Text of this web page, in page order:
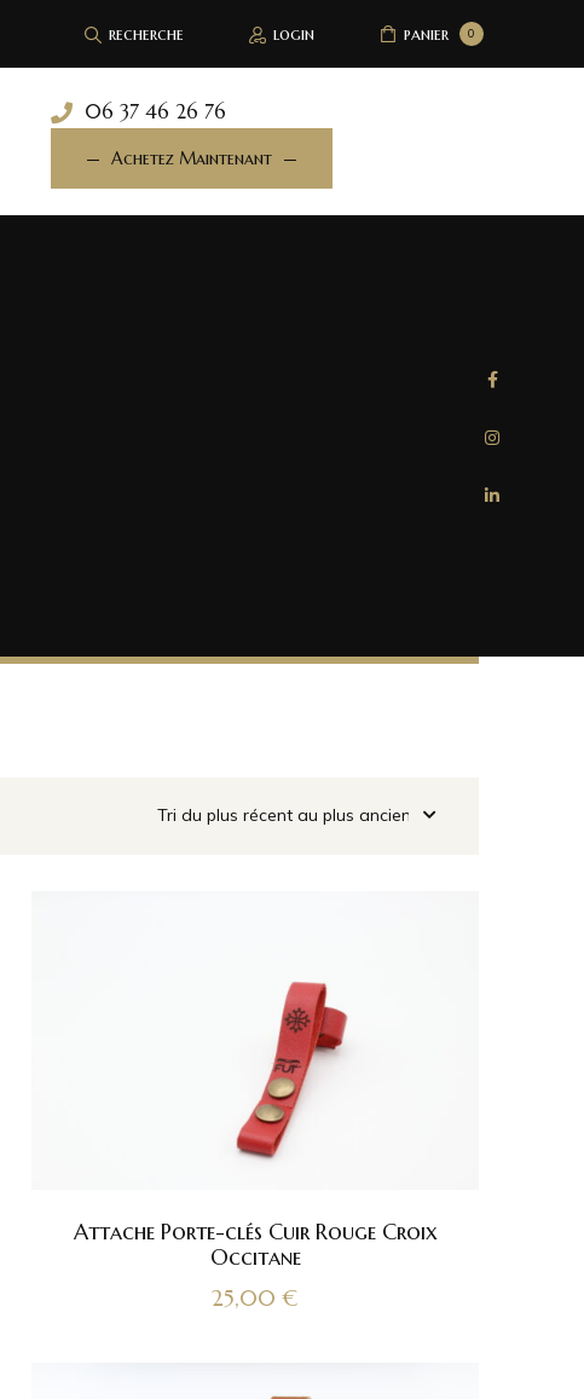
recherche login 0
panier
06 37 46 26 76
Achetez Maintenant
Attache Porte-clés Cuir Rouge Croix
Occitane
25,00 €